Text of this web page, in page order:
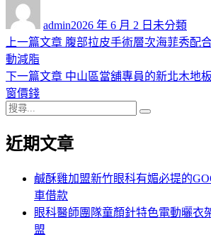
admin佈
日
2026 年 6 月 2 日 類
未分類
文
章
導
覽
上一篇文章 上
篇
腹部拉皮手術層次海菲秀配
動減脂
下一篇文章 下
章:
中山區當舖專員的新北木地
窗價錢
搜
關
近期文章
鹹酥雞加盟新竹眼科有媚必提的
車借款
眼科醫師團隊童顏針特色電動曬衣
盟